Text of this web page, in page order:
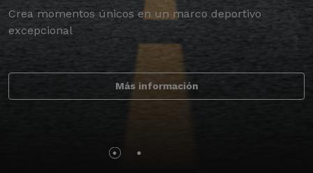
Crea momentos únicos en un marco deportivo
excepcional
Más información